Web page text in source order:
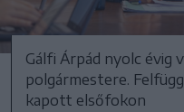
Gálfi Árpád nyolc évig
polgármestere.
kapott elsőfokon